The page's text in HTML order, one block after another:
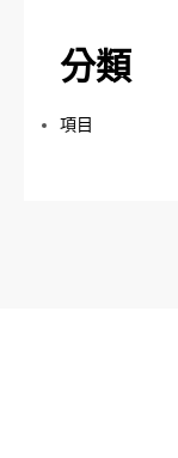
分類
項目